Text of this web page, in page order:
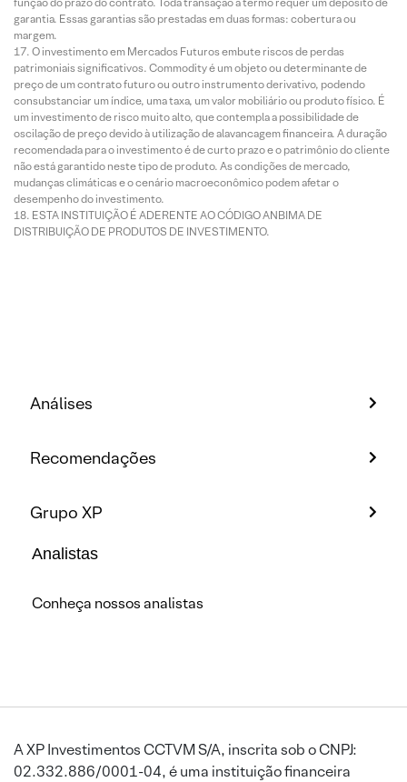
garantia. Essas garantias são prestadas em duas formas: cobertura ou
margem.
O investimento em Mercados Futuros embute riscos de perdas
patrimoniais significativos. Commodity é um objeto ou determinante de
preço de um contrato futuro ou outro instrumento derivativo, podendo
consubstanciar um índice, uma taxa, um valor mobiliário ou produto físico. É
um investimento de risco muito alto, que contempla a possibilidade de
oscilação de preço devido à utilização de alavancagem financeira. A duração
recomendada para o investimento é de curto prazo e o patrimônio do cliente
não está garantido neste tipo de produto. As condições de mercado,
mudanças climáticas e o cenário macroeconômico podem afetar o
desempenho do investimento.
ESTA INSTITUIÇÃO É ADERENTE AO CÓDIGO ANBIMA DE
DISTRIBUIÇÃO DE PRODUTOS DE INVESTIMENTO.
Análises
Recomendações
Grupo XP
Analistas
Conheça nossos analistas
A XP Investimentos CCTVM S/A, inscrita sob o CNPJ:
02.332.886/0001-04, é uma instituição financeira